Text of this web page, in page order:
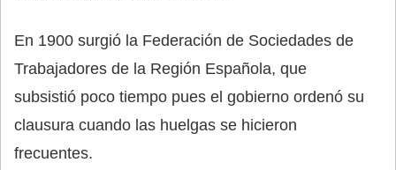
En 1900 surgió la Federación de Sociedades de
Trabajadores de la Región Española, que
subsistió poco tiempo pues el gobierno ordenó su
clausura cuando las huelgas se hicieron
frecuentes.